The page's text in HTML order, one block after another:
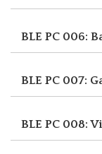
BLE PC 006:
BLE PC 007:
BLE PC 008: